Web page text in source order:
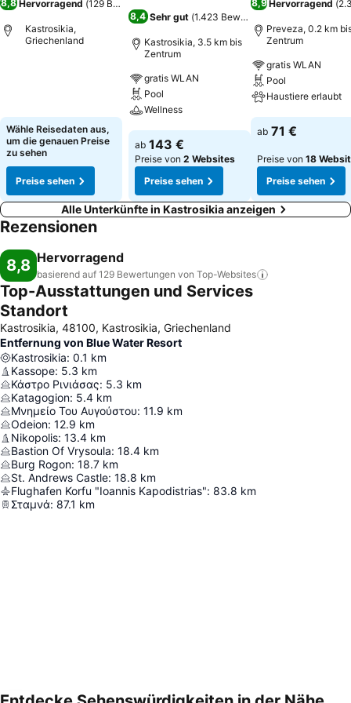
8,8 Hervorragend (129 Bewertungen
Kastrosikia,
Griechenland
Wähle Reisedaten aus,
um die genauen Preise
zu sehen
Preise sehen
8,4 Sehr gut (1.423 Bewertungen
Kastrosikia, 3.5 km bis
Zentrum
gratis WLAN
Pool
Wellness
Preise sehen
ab 143 €
Preise von 2 Websites
Preise sehen
8,9Hervorragend (
Preveza, 0.2 km
Zentrum
gratis WLAN
Pool
Haustiere erlaubt
Preise sehen
ab 71 €
Preise von 18
Preise sehen
Alle Unterkünfte in Kastrosikia anzeigen
Rezensionen
8,8 Hervorragend
basierend auf 129 Bewertungen von Top-Websites
Top-Ausstattungen und Services
Standort
Kastrosikia, 48100, Kastrosikia, Griechenland
Entfernung von Blue Water Resort
Kastrosikia: 0.1 km
Kassope: 5.3 km
Κάστρο Ρινιάσας: 5.3 km
Katagogion: 5.4 km
Μνημείο Του Αυγούστου: 11.9 km
Odeion: 12.9 km
Nikopolis: 13.4 km
Bastion Of Vrysoula: 18.4 km
Burg Rogon: 18.7 km
St. Andrews Castle: 18.8 km
Flughafen Korfu "Ioannis Kapodistrias": 83.8 km
Σταμνά: 87.1 km